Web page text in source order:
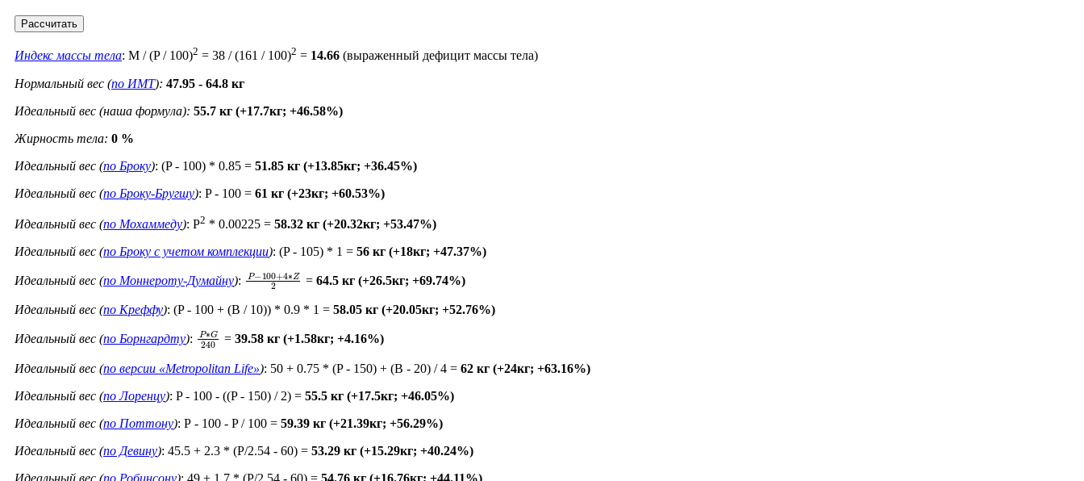
Рассчитать
Индекс массы тела: M / (P / 100)2 = 38 / (161 / 100)2 = 14.66 (выраженный дефицит массы тела)
Нормальный вес (по ИМТ): 47.95 - 64.8 кг
Идеальный вес (наша формула): 55.7 кг (+17.7кг; +46.58%)
Жирность тела: 0 %
Идеальный вес (по Броку): (P - 100) * 0.85 = 51.85 кг (+13.85кг; +36.45%)
Идеальный вес (по Броку-Бругшу): P - 100 = 61 кг (+23кг; +60.53%)
Идеальный вес (по Мохаммеду): P2 * 0.00225 = 58.32 кг (+20.32кг; +53.47%)
Идеальный вес (по Броку c учетом комплекции): (P - 105) * 1 = 56 кг (+18кг; +47.37%)
Идеальный вес (по Моннероту-Думайну): P− 100 +4∗ 2
=64.5 кг (+26.5кг; +69.74%)
Идеальный вес (по Креффу): (P - 100 + (B / 10)) * 0.9 * 1 = 58.05 кг (+20.05кг; +52.76%)
Идеальный вес (по Борнгардту): P∗G 240
=39.58 кг (+1.58кг; +4.16%)
Идеальный вес (по версии «Metropolitan Life»): 50 + 0.75 * (P - 150) + (B - 20) / 4 = 62 кг (+24кг; +63.16%)
Идеальный вес (по Лоренцу): P - 100 - ((P - 150) / 2) = 55.5 кг (+17.5кг; +46.05%)
Идеальный вес (по Поттону): Р - 100 - P / 100 = 59.39 кг (+21.39кг; +56.29%)
Идеальный вес (по Девину): 45.5 + 2.3 * (P/2.54 - 60) = 53.29 кг (+15.29кг; +40.24%)